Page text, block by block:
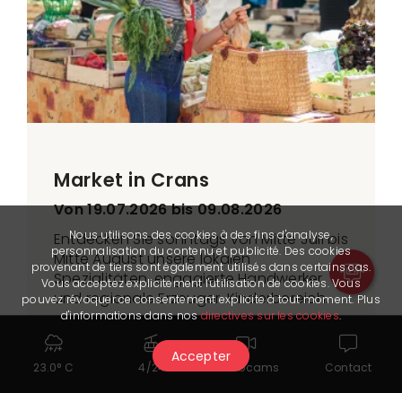
Market in Crans
Von 19.07.2026 bis 09.08.2026
Entdecken Sie sonntags von Mitte Juli bis
Mitte August unsere lokalen
Spezialitäten, engagierte Handwerker
und regionale Erzeuger. Kinderbereich.
+41 79 252 03 59
23.0° C 4/24 Webcams Contact
Nous utilisons des cookies à des fins d'analyse,
personnalisation du contenu et publicité. Des cookies
provenant de tiers sont également utilisés dans certains cas.
Vous acceptez explicitement l'utilisation de cookies. Vous
pouvez révoquer ce consentement explicite à tout moment. Plus
d'informations dans nosdirectives sur les cookies.
Accepter